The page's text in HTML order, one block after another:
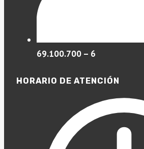
69.100.700 – 6
HORARIO DE ATENCIÓN